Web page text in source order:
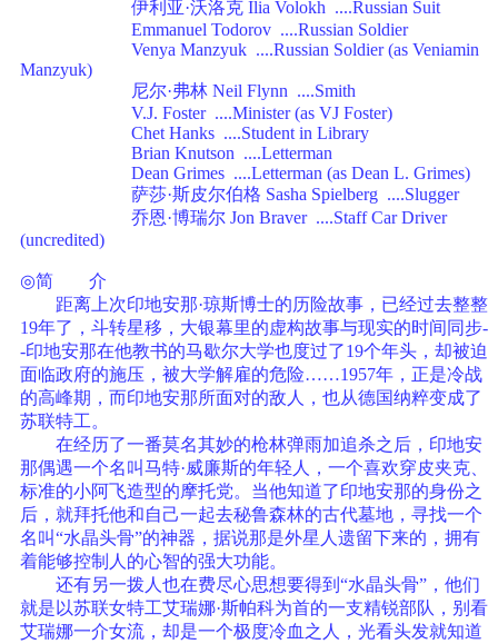
伊利亚·沃洛克 Ilia Volokh ....Russian Suit
Emmanuel Todorov ....Russian Soldier
Venya Manzyuk ....Russian Soldier (as Veniamin
Manzyuk)
尼尔·弗林 Neil Flynn ....Smith
V.J. Foster ....Minister (as VJ Foster)
Chet Hanks ....Student in Library
Brian Knutson ....Letterman
Dean Grimes ....Letterman (as Dean L. Grimes)
萨莎·斯皮尔伯格 Sasha Spielberg ....Slugger
乔恩·博瑞尔 Jon Braver ....Staff Car Driver
(uncredited)
◎简 介
距离上次印地安那·琼斯博士的历险故事，已经过去整整
19年了，斗转星移，大银幕里的虚构故事与现实的时间同步-
-印地安那在他教书的马歇尔大学也度过了19个年头，却被迫
面临政府的施压，被大学解雇的危险……1957年，正是冷战
的高峰期，而印地安那所面对的敌人，也从德国纳粹变成了
苏联特工。
在经历了一番莫名其妙的枪林弹雨加追杀之后，印地安
那偶遇一个名叫马特·威廉斯的年轻人，一个喜欢穿皮夹克、
标准的小阿飞造型的摩托党。当他知道了印地安那的身份之
后，就拜托他和自己一起去秘鲁森林的古代墓地，寻找一个
名叫“水晶头骨”的神器，据说那是外星人遗留下来的，拥有
着能够控制人的心智的强大功能。
还有另一拨人也在费尽心思想要得到“水晶头骨”，他们
就是以苏联女特工艾瑞娜·斯帕科为首的一支精锐部队，别看
艾瑞娜一介女流，却是一个极度冷血之人，光看头发就知道